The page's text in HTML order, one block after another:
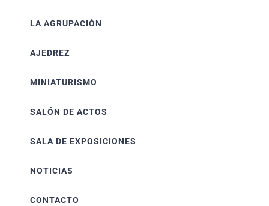
LA AGRUPACIÓN
AJEDREZ
MINIATURISMO
SALÓN DE ACTOS
SALA DE EXPOSICIONES
NOTICIAS
CONTACTO